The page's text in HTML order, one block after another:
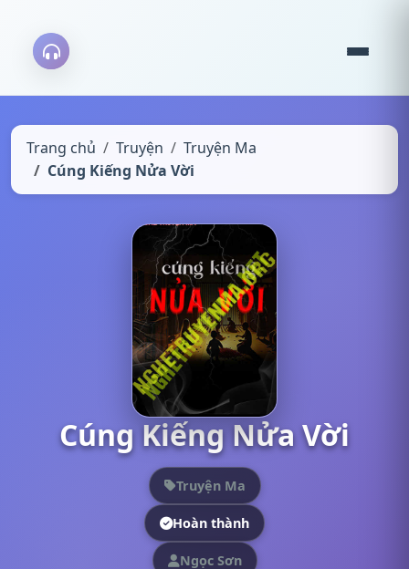
Trang chủ Truyện
Truyện Ma
Cúng Kiếng Nửa Vời
Cúng Kiếng Nửa Vời
Truyện Ma
Hoàn thành
Ngọc Sơn